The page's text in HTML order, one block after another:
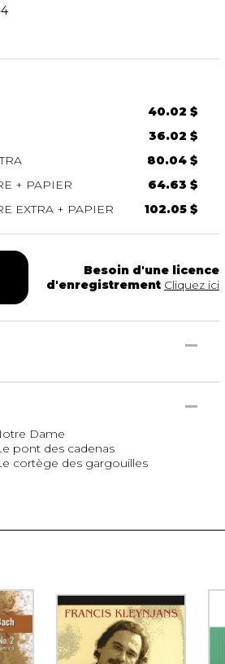
40.02 $
36.02 $
80.04 $
+ PAPIER
64.63 $
EXTRA + PAPIER
102.05 $
Besoin d'une licence
d'enregistrement Cliquez ici
Dame
pont des cadenas
cortège des gargouilles